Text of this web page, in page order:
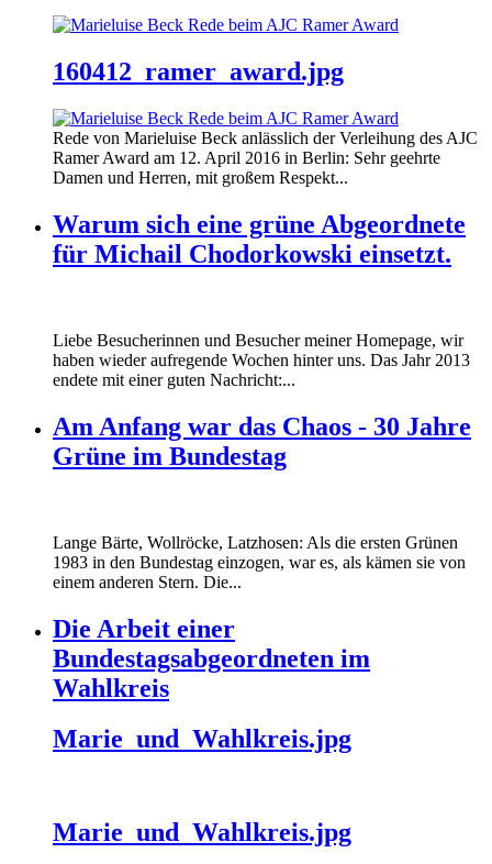
160412_ramer_award.jpg
Rede von Marieluise Beck anlässlich der Verleihung des AJC
Ramer Award am 12. April 2016 in Berlin: Sehr geehrte
Damen und Herren, mit großem Respekt...
Warum sich eine grüne Abgeordnete
für Michail Chodorkowski einsetzt.
Liebe Besucherinnen und Besucher meiner Homepage, wir
haben wieder aufregende Wochen hinter uns. Das Jahr 2013
endete mit einer guten Nachricht:...
Am Anfang war das Chaos - 30 Jahre
Grüne im Bundestag
Lange Bärte, Wollröcke, Latzhosen: Als die ersten Grünen
1983 in den Bundestag einzogen, war es, als kämen sie von
einem anderen Stern. Die...
Die Arbeit einer
Bundestagsabgeordneten im
Wahlkreis
Marie_und_Wahlkreis.jpg
Marie_und_Wahlkreis.jpg